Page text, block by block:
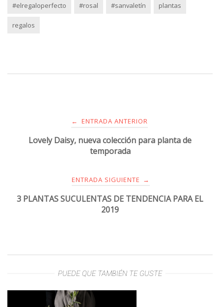
#elregaloperfecto #rosal #sanvaletín plantas
regalos
← ENTRADA ANTERIOR
Lovely Daisy, nueva colección para planta de
temporada
ENTRADA SIGUIENTE →
3 PLANTAS SUCULENTAS DE TENDENCIA PARA EL
2019
PUEDE QUE TAMBIÉN TE GUSTE